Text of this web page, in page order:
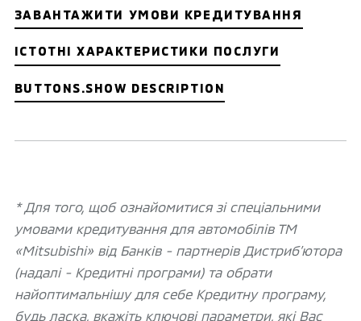
ЗАВАНТАЖИТИ УМОВИ КРЕДИТУВАННЯ
ІСТОТНІ ХАРАКТЕРИСТИКИ ПОСЛУГИ
BUTTONS.SHOW DESCRIPTION
* Для того, щоб ознайомитися зі спеціальними
умовами кредитування для автомобілів ТМ
«Mitsubishi» від Банків - партнерів Дистриб’ютора
(надалі - Кредитні програми) та обрати
найоптимальнішу для себе Кредитну програму,
будь ласка, вкажіть ключові параметри, які Вас